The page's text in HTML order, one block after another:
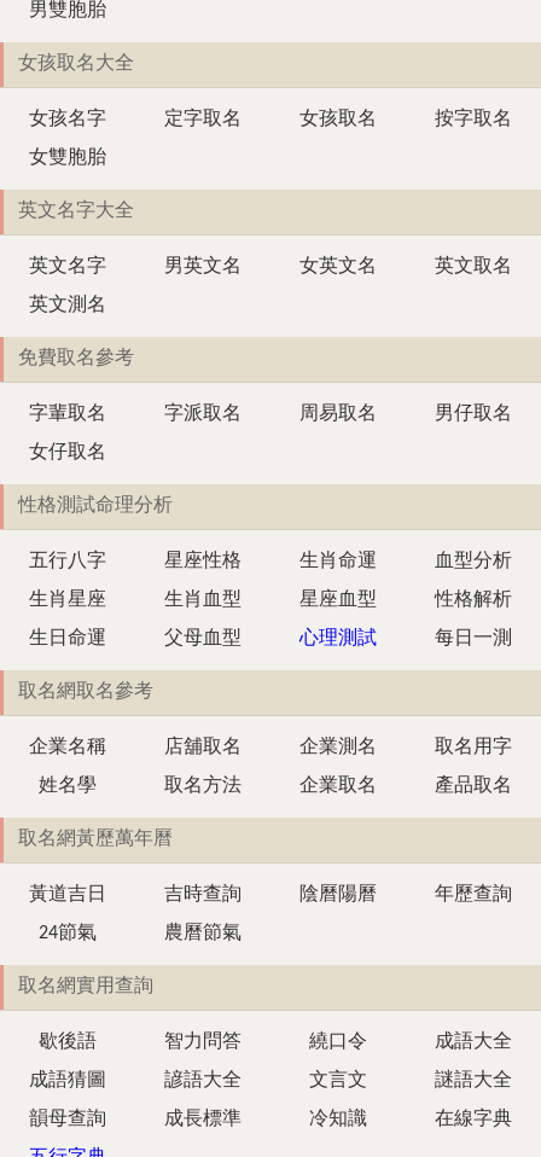
男雙胞胎
女孩取名大全
女孩名字 定字取名 女孩取名
按字取名
女雙胞胎
英文名字大全
英文名字 男英文名 女英文名
英文取名
英文測名
免費取名參考
字輩取名 字派取名 周易取名
男仔取名
女仔取名
性格測試命理分析
五行八字 星座性格 生肖命運
血型分析
生肖星座
生肖血型 星座血型
性格解析
生日命運
父母血型 心理測試 每日一測
取名網取名參考
企業名稱 店舖取名 企業測名
取名用字
姓名學
取名方法 企業取名 產品取名
取名網黃歷萬年曆
黃道吉日 吉時查詢 陰曆陽曆
年歷查詢
24節氣
農曆節氣
取名網實用查詢
歇後語 智力問答 繞口令
成語大全
成語猜圖
諺語大全 文言文
謎語大全
韻母查詢
成長標準 冷知識
在線字典